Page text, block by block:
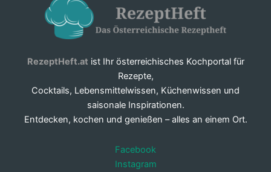
RezeptHeft.at ist Ihr österreichisches Kochportal für
Rezepte,
Cocktails, Lebensmittelwissen, Küchenwissen und
saisonale Inspirationen.
Entdecken, kochen und genießen – alles an einem Ort.
Facebook
Instagram